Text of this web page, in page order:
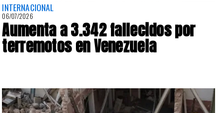
INTERNACIONAL
06/07/2026
Aumenta a 3.342 fallecidos por
terremotos en Venezuela